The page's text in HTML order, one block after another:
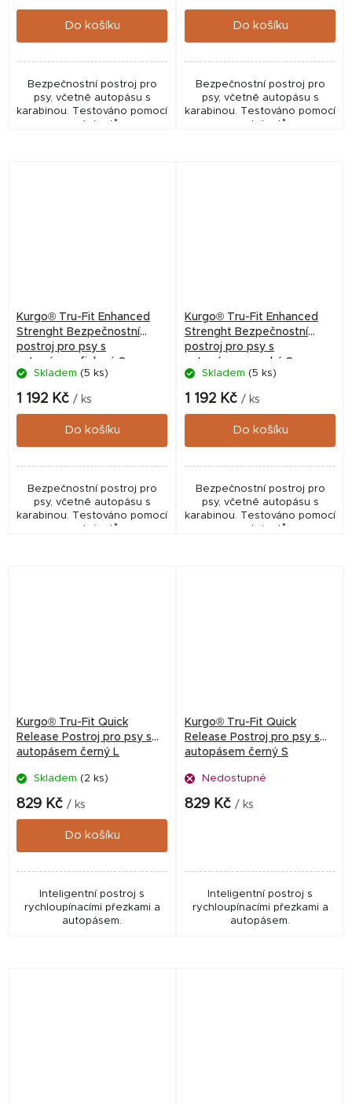
Do košíku
Bezpečnostní postroj pro
psy, včetně autopásu s
karabinou. Testováno pomocí
crash testů.
Do košíku
Bezpečnostní postroj pro
psy, včetně autopásu s
karabinou. Testováno pomocí
crash testů.
Kurgo® Tru-Fit Enhanced
Strenght Bezpečnostní
postroj pro psy s
autopásem fialový S
Skladem (5 ks)
1 192 Kč / ks
Do košíku
Bezpečnostní postroj pro
psy, včetně autopásu s
karabinou. Testováno pomocí
Kurgo® Tru-Fit Enhanced
Strenght Bezpečnostní
postroj pro psy s
autopásem modrý S
Skladem (5 ks)
1 192 Kč / ks
Do košíku
Bezpečnostní postroj pro
psy, včetně autopásu s
karabinou. Testováno pomocí
Kurgo® Tru-Fit Quick
Release Postroj pro psy s
autopásem černý L
Skladem (2 ks)
829 Kč / ks
Do košíku
Inteligentní postroj s
rychloupínacími přezkami a
autopásem.
Kurgo® Tru-Fit Quick
Release Postroj pro psy s
autopásem černý S
Nedostupné
829 Kč / ks
Inteligentní postroj s
rychloupínacími přezkami a
autopásem.